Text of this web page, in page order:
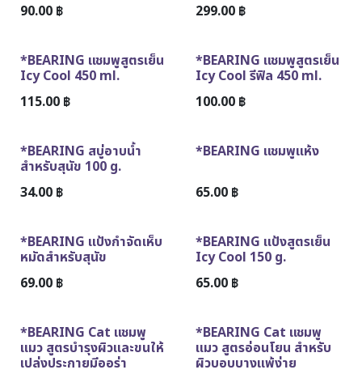
90.00 ฿
299.00฿
*BEARING แชมพูสูตรเย็น
Icy Cool 450 ml.
115.00 ฿
*BEARING แชมพูสูตรเย็น
Icy Cool รีฟิล 450 ml.
100.00฿
*BEARING สบู่อาบน้ำ
สำหรับสุนัข 100 g.
34.00 ฿
*BEARING แชมพูแห้ง
65.00฿
*BEARING แป้งกำจัดเห็บ
หมัดสำหรับสุนัข
69.00 ฿
*BEARING แป้งสูตรเย็น
Icy Cool 150 g.
65.00฿
*BEARING Cat แชมพู
แมว สูตรบำรุงผิวและขนให้
เปล่งประกายมีออร่า
*BEARING Cat แชมพู
แมว สูตรอ่อนโยน สำหรับ
ผิวบอบบางแพ้ง่าย